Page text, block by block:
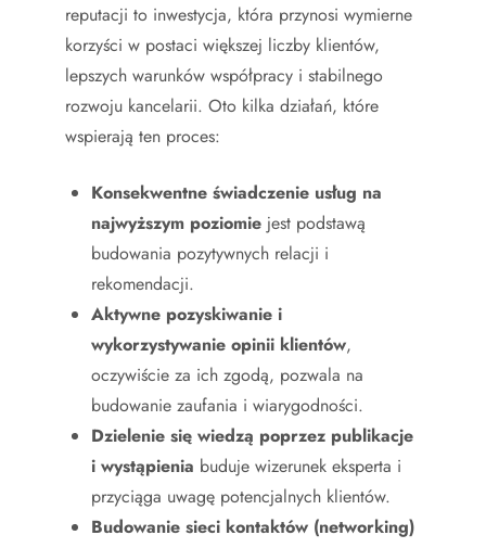
reputacji to inwestycja, która przynosi wymierne
korzyści w postaci większej liczby klientów,
lepszych warunków współpracy i stabilnego
rozwoju kancelarii. Oto kilka działań, które
wspierają ten proces:
Konsekwentne świadczenie usług na
najwyższym poziomie jest podstawą
budowania pozytywnych relacji i
rekomendacji.
Aktywne pozyskiwanie i
wykorzystywanie opinii klientów,
oczywiście za ich zgodą, pozwala na
budowanie zaufania i wiarygodności.
Dzielenie się wiedzą poprzez publikacje
i wystąpienia buduje wizerunek eksperta i
przyciąga uwagę potencjalnych klientów.
Budowanie sieci kontaktów (networking)